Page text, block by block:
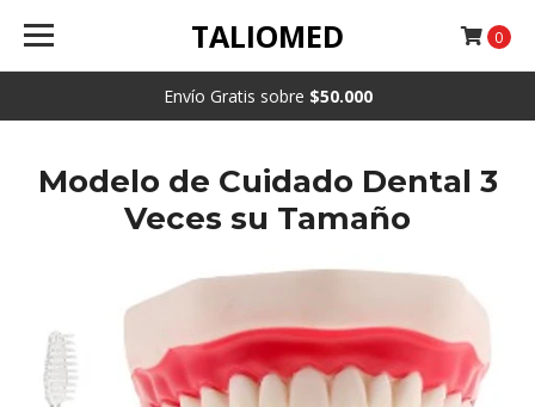
Envío Gratis sobre $50.000
TALIOMED 0
Modelo de Cuidado Dental 3
Veces su Tamaño